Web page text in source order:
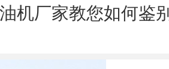
机厂家教您如何鉴